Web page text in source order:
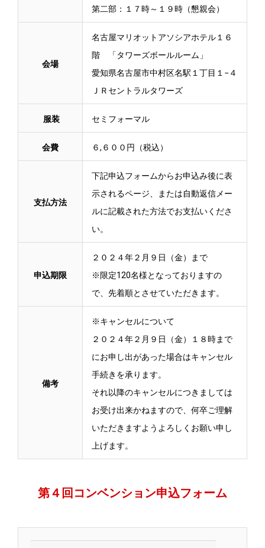
第二部：１７時～１９時（懇親会）
会場
名古屋マリオットアソシアホテル１６
階 「タワーズボールルーム」
愛知県名古屋市中村区名駅１丁目１−４
ＪＲセントラルタワーズ
服装 セミフォーマル
会費 ６,６００円（税込）
支払方法
下記申込フォームからお申込み後に表
示されるページ、または自動返信メー
ルに記載された方法でお支払いくださ
い。
申込期限
２０２４年２月９日（金）まで
※限定120名様となっておりますの
で、先着順とさせていただきます。
備考
※キャンセルについて
２０２４年２月９日（金）１８時まで
にお申し出があった場合はキャンセル
手続きを承ります。
それ以降のキャンセルにつきましては
お受け出来かねますので、何卒ご理解
いただきますようよろしくお願い申し
上げます。
第４回コンベンション申込フォーム